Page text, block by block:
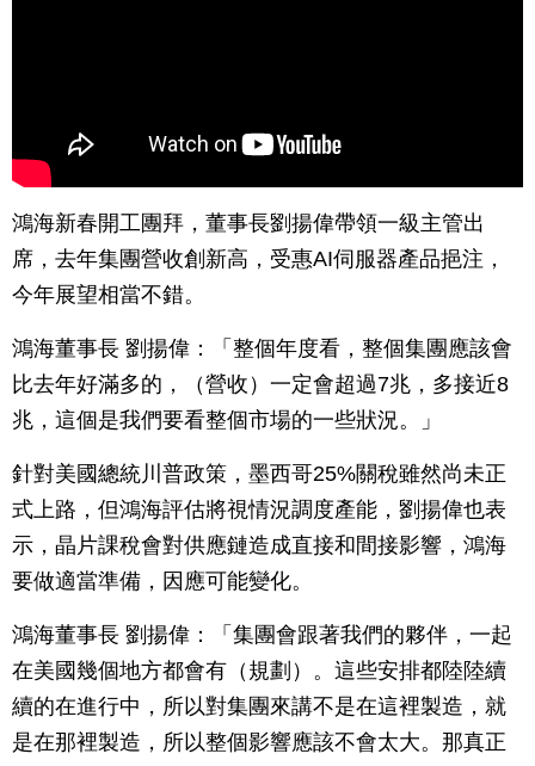
鴻海新春開工團拜，董事長劉揚偉帶領一級主管出
席，去年集團營收創新高，受惠AI伺服器產品挹注，
今年展望相當不錯。
鴻海董事長 劉揚偉：「整個年度看，整個集團應該會
比去年好滿多的，（營收）一定會超過7兆，多接近8
兆，這個是我們要看整個市場的一些狀況。」
針對美國總統川普政策，墨西哥25%關稅雖然尚未正
式上路，但鴻海評估將視情況調度產能，劉揚偉也表
示，晶片課稅會對供應鏈造成直接和間接影響，鴻海
要做適當準備，因應可能變化。
鴻海董事長 劉揚偉：「集團會跟著我們的夥伴，一起
在美國幾個地方都會有（規劃）。這些安排都陸陸續
續的在進行中，所以對集團來講不是在這裡製造，就
是在那裡製造，所以整個影響應該不會太大。那真正